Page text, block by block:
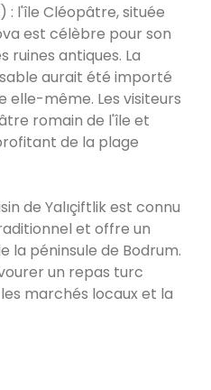
: l'île Cléopâtre, située
est célèbre pour son
ruines antiques. La
aurait été importé
elle-même. Les visiteurs
romain de l'île et
de la plage
de Yalıçiftlik est connu
et offre un
la péninsule de Bodrum.
un repas turc
marchés locaux et la